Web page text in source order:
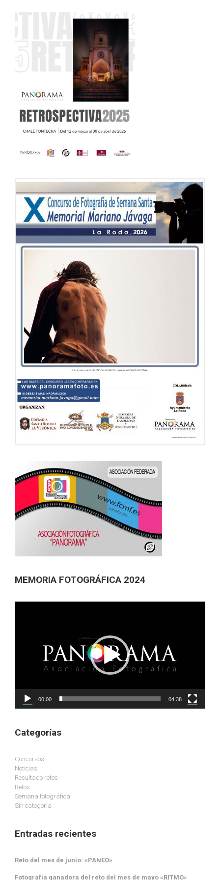
MEMORIA FOTOGRÁFICA 2024
00:00 04:38
Categorías
Concursos
Noticias
Resultado retos
Retos
Semana fotográfica
Sin categoría
Entradas recientes
Reto del mes de junio: «PANEO»
Fotografía ganadora del reto del mes de mayo «RITMO»